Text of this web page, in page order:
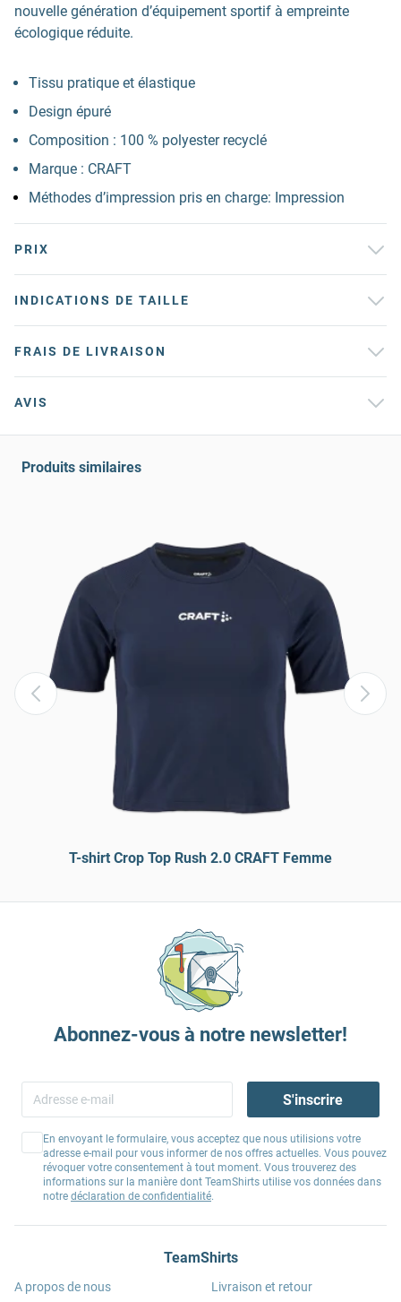
nouvelle génération d’équipement sportif à empreinte
écologique réduite.
Tissu pratique et élastique
Design épuré
Composition : 100 % polyester recyclé
Marque : CRAFT
Méthodes d’impression pris en charge: Impression
PRIX
INDICATIONS DE TAILLE
FRAIS DE LIVRAISON
AVIS
Produits similaires
T-shirt Crop Top Rush 2.0 CRAFT Femme
Abonnez-vous à notre newsletter!
S'inscrire
En envoyant le formulaire, vous acceptez que nous utilisions votre
adresse e-mail pour vous informer de nos offres actuelles. Vous pouvez
révoquer votre consentement à tout moment. Vous trouverez des
informations sur la manière dont TeamShirts utilise vos données dans
notre déclaration de confidentialité.
TeamShirts
A propos de nous
Livraison et retour